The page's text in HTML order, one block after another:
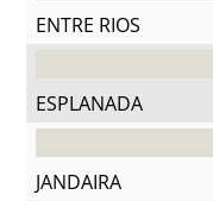
ENTRE RIOS
ESPLANADA
JANDAIRA